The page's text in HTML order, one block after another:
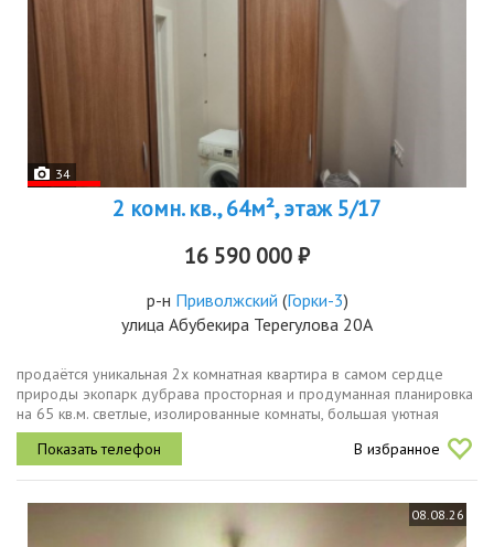
34
2 комн. кв., 64м², этаж 5/17
16 590 000 ₽
р-н Приволжский (Горки-3)
улица Абубекира Терегулова 20А
продаётся уникальная 2х комнатная квартира в самом сердце
природы экопарк дубрава просторная и продуманная планировка
на 65 кв.м. светлые, изолированные комнаты, большая уютная
кухня. огромные панорамные окна наполняют пространство
естественным...
В избранное
08.08.26